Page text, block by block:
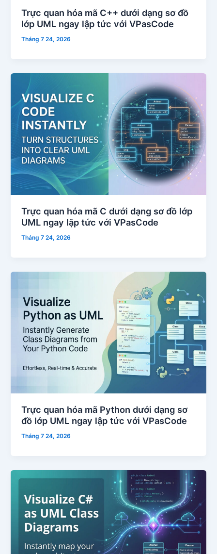
Trực quan hóa mã C++ dưới dạng sơ đồ
lớp UML ngay lập tức với VPasCode
Tháng 7 24, 2026
Trực quan hóa mã C dưới dạng sơ đồ lớp
UML ngay lập tức với VPasCode
Tháng 7 24, 2026
Trực quan hóa mã Python dưới dạng sơ
đồ lớp UML ngay lập tức với VPasCode
Tháng 7 24, 2026